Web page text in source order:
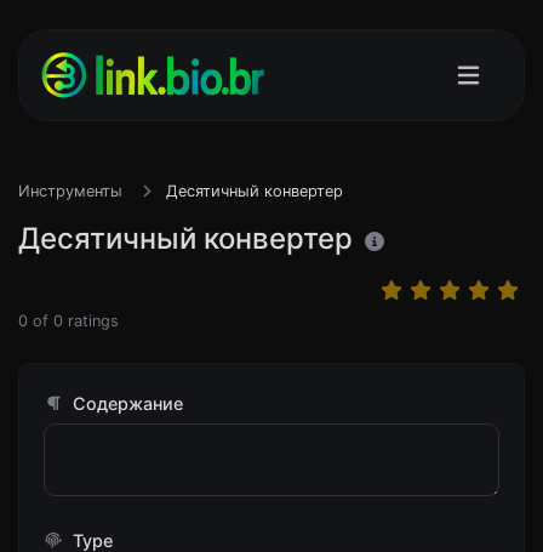
Инструменты Десятичный конвертер
Десятичный конвертер
0 of 0 ratings
Содержание
Type